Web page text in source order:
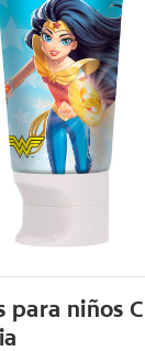
para niños